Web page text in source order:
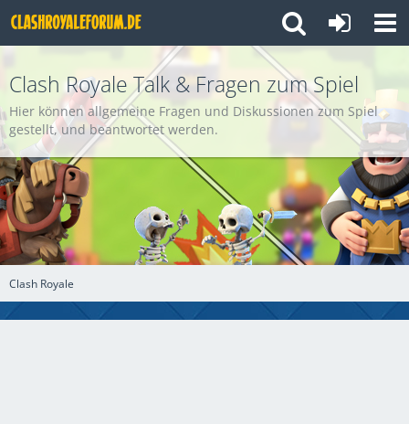
Clash Royale
Clash Royale Talk & Fragen zum Spiel
Hier können allgemeine Fragen und Diskussionen zum Spiel
gestellt, und beantwortet werden.